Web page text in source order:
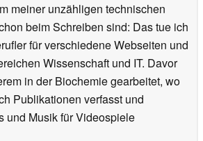
meiner unzähligen technischen
beim Schreiben sind: Das tue ich
für verschiedene Webseiten und
Wissenschaft und IT. Davor
in der Biochemie gearbeitet, wo
Publikationen verfasst und
und Musik für Videospiele